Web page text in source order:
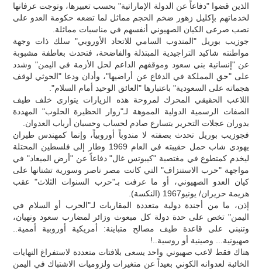
الذين قضوا "دفاعاً عن الدولة الإماراتية" بحسب تعبيرها، وتوجت عرفانها
لخدماتهم بإكليل زهور ضخم الحجم مماثل لما تضعه حكومة العدو على
نصب صرعى الكيان الصهيوني أنفسهم في مناسبات مماثلة.
جوزيب بوريل "المندوب السامي للاتحاد الأوروبي" سلك ذات وجهة
مواطنته شاكيد التراجيدية المبتذلة والفاضحة، فتحدث بعاطفة مشبوبة
عن "إنسانية بني سعود وموقفهم الداعم لحل الأزمة في اليمن" وشدد
على "حق المملكة في الدفاع عن أراضيها"، وأدان ودعا "الحوثي لوقف
هجماته على السعودية" باعتبارها "العائق الوحيد أمام السلام".
اللاعب الحقيقي المحرك لمروحة هذه الزيارات يتوارى خلف طيف
الصفات الرسمية الدولية المموهة لـ"زوار الحظيرة الحلوب" المهددة
بدوران عجلات التحرير بتسارع صادم لحساب وحسبان أرباب العدوان.
فجوزيب بوريل تحدث بصفته لا مندوباً أوروبياً، وإنما كمهندس طيران
يهودي شاب حمل حقيبته في العام 1969 وطار إلى فلسطين المحتلة
ليخدم كمتطوع في مغتصبة "كيبوتس غال" دفاعاً عن "أرض الميعاد" في
مواجهة "حرب الاستنزاف" التي كانت مصر ناصر وسورية تشنانها على
كيان العدو الصهيوني، أو ما عرفت بـ"حرب السنوات الثلاث" عقب
هزيمة حزيران/ يونيو1967 (النكسة).
إذن، ما من أجندة دولية متعددة المقاربات لـ"الحرب أو السلام في
اليمن" تخص على حدة دولة كل مبعوث وزائر لمضارب سعود ونهيان،
وتنبني على قاعدة طيف مصالح متباينة: أمريكية أوروبية أممية..
صهيونية... وصينية أو روسية..!
هناك فقط لاعب صهيوني واحد يسعى بلافتات متعددة لاستفراغ النهايات
الخائبة لعدوانه الكوني بعيداً عن متغيرات ولزوميات الاشتباك في اليمن